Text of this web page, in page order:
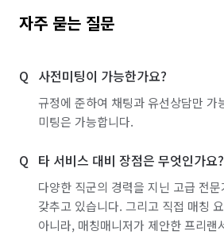
자주 묻는 질문
사전미팅이 가능한가요?
규정에 준하여 채팅과 유선상담만 가
미팅은 가능합니다.
타 서비스 대비 장점은 무엇인가요?
다양한 직군의 경력을 지닌 고급 전
갖추고 있습니다. 그리고 직접 매칭
아니라, 매칭매니저가 제안한 프리랜